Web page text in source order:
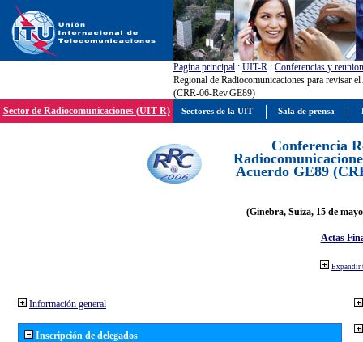
Pagína principal : UIT-R : Conferencias y
Regional de Radiocomunicaciones para revisar
(CRR-06-Rev.GE89)
Sector de Radiocomunicaciones (UIT-R)
Conferencia
Acuerdo GE89
(Ginebra, Suiza, 15 de
Actas
Expandir
Información general
Inscripción de delegados
Sectores de la UIT Sala de prensa